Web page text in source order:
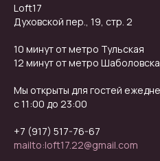
Loft17
Духовской пер., 19, стр. 2
10 минут от метро Тульская
12 минут от метро
Мы открыты для гостей
с 11:00 до 23:00
+7 (917) 517-76-67
mailto:loft17.22@gmail.com